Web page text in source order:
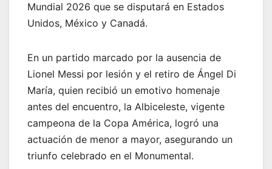
Mundial 2026 que se disputará en Estados
Unidos, México y Canadá.
En un partido marcado por la ausencia de
Lionel Messi por lesión y el retiro de Ángel Di
María, quien recibió un emotivo homenaje
antes del encuentro, la Albiceleste, vigente
campeona de la Copa América, logró una
actuación de menor a mayor, asegurando un
triunfo celebrado en el Monumental.